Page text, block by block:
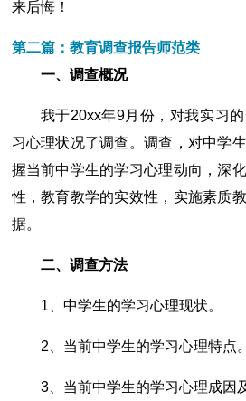
来后悔！
第二篇：教育调查报告师范类
一、调查概况
我于20xx年9月份，对我实习
习心理状况了调查。调查，对中学
握当前中学生的学习心理动向，深
性，教育教学的实效性，实施素质
据。
二、调查方法
1、中学生的学习心理现状。
2、当前中学生的学习心理特点。
3、当前中学生的学习心理成因